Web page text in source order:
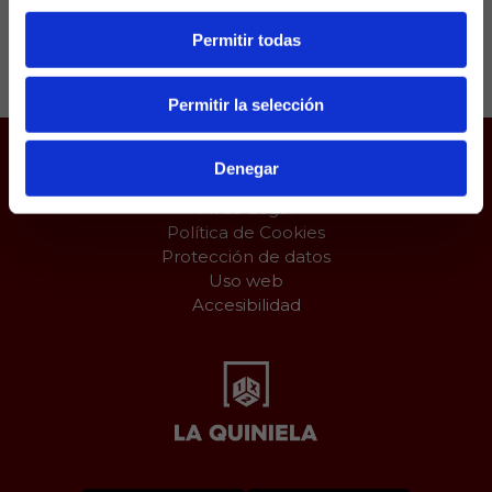
Permitir todas
Permitir la selección
Denegar
Juego responsable
Política de Cookies
Protección de datos
Uso web
Accesibilidad